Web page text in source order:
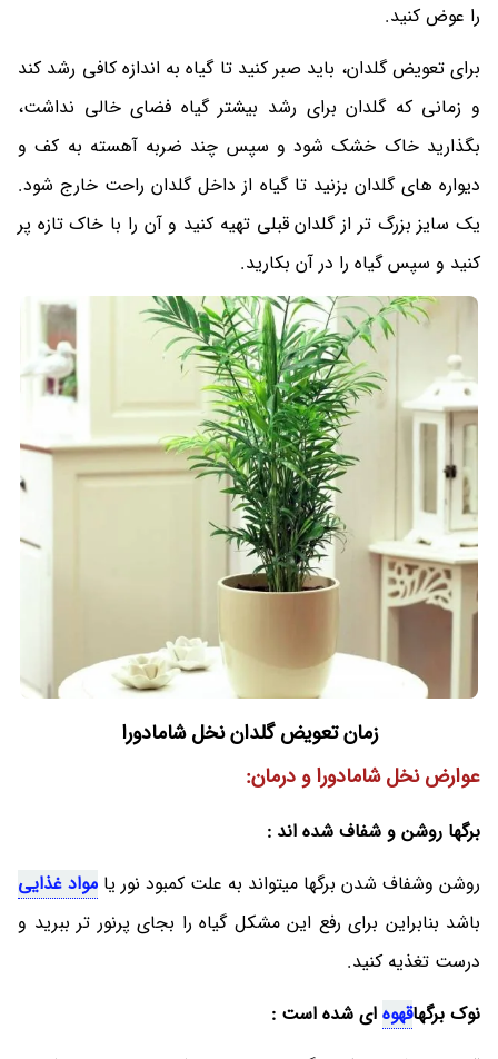
را عوض کنید.
برای تعویض گلدان، باید صبر کنید تا گیاه به اندازه کافی رشد کند
و زمانی که گلدان برای رشد بیشتر گیاه فضای خالی نداشت،
بگذارید خاک خشک شود و سپس چند ضربه آهسته به کف و
دیواره های گلدان بزنید تا گیاه از داخل گلدان راحت خارج شود.
یک سایز بزرگ تر از گلدان قبلی تهیه کنید و آن را با خاک تازه پر
کنید و سپس گیاه را در آن بکارید.
زمان تعویض گلدان نخل شامادورا
عوارض نخل شامادورا و درمان:
برگها روشن و شفاف شده اند :
روشن وشفاف شدن برگها میتواند به علت کمبود نور یا مواد غذایی
باشد بنابراین برای رفع این مشکل گیاه را بجای پرنور تر ببرید و
درست تغذیه کنید.
نوک برگهاقهوه ای شده است :